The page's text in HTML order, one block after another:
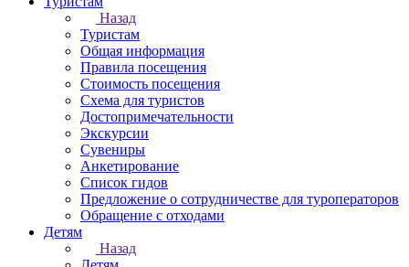
Назад
Туристам
Общая информация
Правила посещения
Стоимость посещения
Схема для туристов
Достопримечательности
Экскурсии
Сувениры
Анкетирование
Список гидов
Предложение о сотрудничестве для туроператоров
Обращение с отходами
Детям
Назад